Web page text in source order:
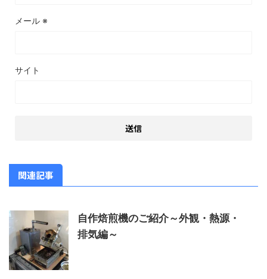
メール ※
サイト
関連記事
自作焙煎機のご紹介～外観・熱源・
排気編～